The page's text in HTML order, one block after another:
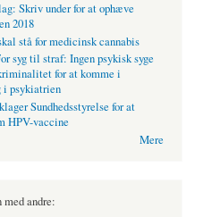
Skriv under for at ophæve
2018
stå for medicinsk cannabis
syg til straf: Ingen psykisk syge
for at komme i
i psykiatrien
Sundhedsstyrelse for at
HPV-vaccine
Mere
med andre: